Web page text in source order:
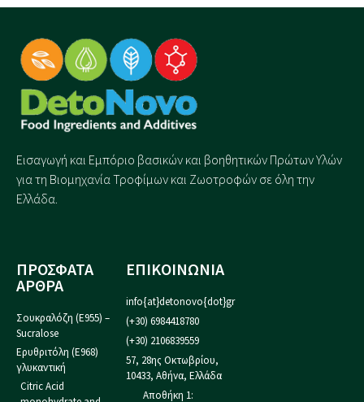
Εισαγωγή και Eμπόριο βασικών και βοηθητικών Πρώτων Υλών
για τη Βιομηχανία Τροφίμων και Ζωοτροφών σε όλη την
Ελλάδα.
ΠΡΟΣΦΑΤΑ
ΑΡΘΡΑ
Σουκραλόζη (Ε955) –
Sucralose
Ερυθριτόλη (Ε968)
γλυκαντική
Citric Acid
ΕΠΙΚΟΙΝΩΝΙΑ
info{at}detonovo{dot}gr
(+30) 6984418780
(+30) 2106839559
57, 28ης Οκτωβρίου,
10433, Αθήνα, Ελλάδα
Αποθήκη 1: